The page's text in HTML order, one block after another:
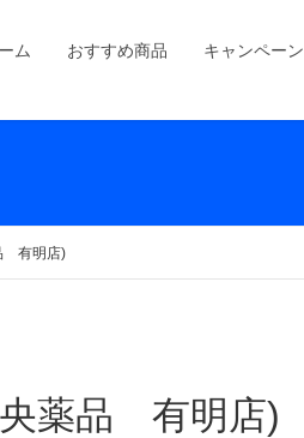
ム おすすめ商品 キャンペーン
有明店)
央薬品 有明店)